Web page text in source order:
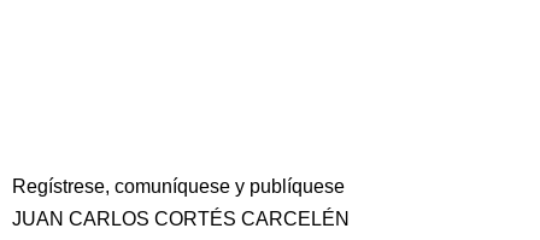
Regístrese, comuníquese y publíquese
JUAN CARLOS CORTÉS CARCELÉN